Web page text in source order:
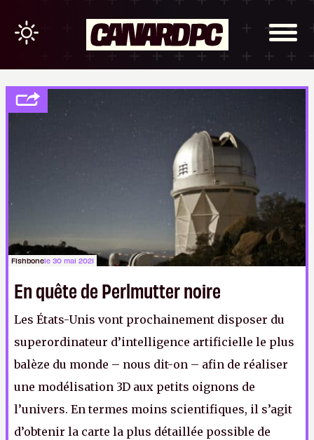
Fishbonele 30 mai 2021
En quête de Perlmutter noire
Les États-Unis vont prochainement disposer du
superordinateur d’intelligence artificielle le plus
balèze du monde – nous dit-on – afin de réaliser
une modélisation 3D aux petits oignons de
l’univers. En termes moins scientifiques, il s’agit
d’obtenir la carte la plus détaillée possible de